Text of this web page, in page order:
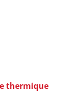
thermique